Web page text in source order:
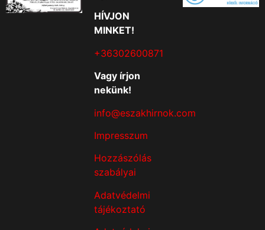
HÍVJON
MINKET!
+36302600871
Vagy írjon
nekünk!
info@eszakhirnok.com
Impresszum
Hozzászólás
szabályai
Adatvédelmi
tájékoztató